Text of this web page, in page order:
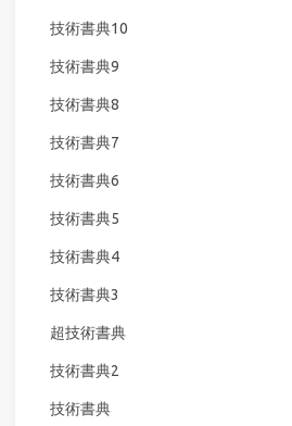
技術書典10
技術書典9
技術書典8
技術書典7
技術書典6
技術書典5
技術書典4
技術書典3
超技術書典
技術書典2
技術書典